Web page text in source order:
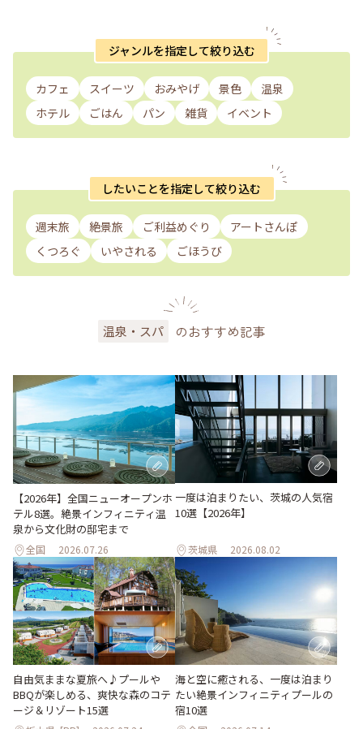
ジャンルを指定して絞り込む
カフェ スイーツ おみやげ 景色
温泉
ホテル
ごはん パン 雑貨 イベント
したいことを指定して絞り込む
週末旅 絶景旅 ご利益めぐり
アートさんぽ
くつろぐ
いやされる ごほうび
温泉・スパ のおすすめ記事
【2026年】全国ニューオープンホ
テル8選。絶景インフィニティ温
泉から文化財の邸宅まで
全国 2026.07.26
一度は泊まりたい、茨城の人気宿
10選【2026年】
茨城県 2026.08.02
自由気ままな夏旅へ♪プールや
BBQが楽しめる、爽快な森のコテ
ージ＆リゾート15選
海と空に癒される、一度は泊まり
たい絶景インフィニティプールの
宿10選